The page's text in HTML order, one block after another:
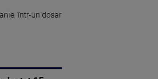
într-un dosar